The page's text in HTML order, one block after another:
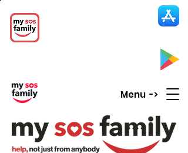
Menu ->